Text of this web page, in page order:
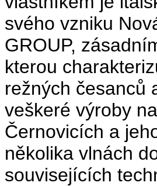
svého vzniku
GROUP,
kterou
režných česanců
veškeré výroby
Černovicích a
několika vlnách
souvisejících